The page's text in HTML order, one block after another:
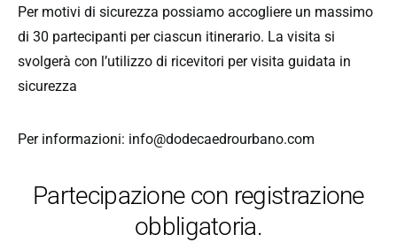
Per motivi di sicurezza possiamo accogliere un massimo
di 30 partecipanti per ciascun itinerario. La visita si
svolgerà con l’utilizzo di ricevitori per visita guidata in
sicurezza
Per informazioni: info@dodecaedrourbano.com
Partecipazione con registrazione
obbligatoria.